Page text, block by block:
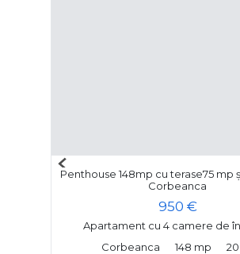
Penthouse 148mp cu terase75 mp
Corbeanca
950 €
Apartament cu 4 camere de
Corbeanca
148 mp